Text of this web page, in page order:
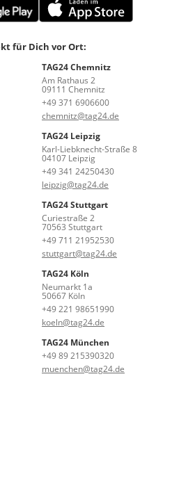
für Dich vor Ort:
TAG24 Chemnitz
Am Rathaus 2
09111 Chemnitz
+49 371 6906600
chemnitz@tag24.de
TAG24 Leipzig
Karl-Liebknecht-Straße 8
04107 Leipzig
+49 341 24250430
leipzig@tag24.de
TAG24 Stuttgart
Curiestraße 2
70563 Stuttgart
+49 711 21952530
stuttgart@tag24.de
TAG24 Köln
Neumarkt 1a
50667 Köln
+49 221 98651990
koeln@tag24.de
TAG24 München
+49 89 215390320
muenchen@tag24.de